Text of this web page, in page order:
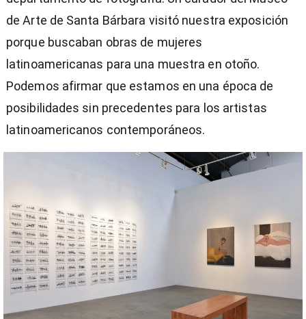
de Arte de Santa Bárbara visitó nuestra exposición
porque buscaban obras de mujeres
latinoamericanas para una muestra en otoño.
Podemos afirmar que estamos en una época de
posibilidades sin precedentes para los artistas
latinoamericanos contemporáneos.